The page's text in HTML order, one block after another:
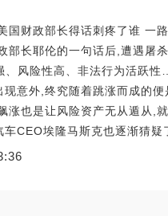
国财政部长得话刺疼了谁 一
部长耶伦的一句话后,遭遇屠
、风险性高、非法行为活跃
现意外,终究随着跳涨而成的便
涨也是让风险资产无从遁从,
CEO埃隆马斯克也逐渐猜疑